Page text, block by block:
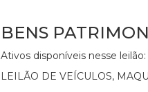
BENS
Ativos disponíveis nesse leilão:
LEILÃO DE VEÍCULOS,